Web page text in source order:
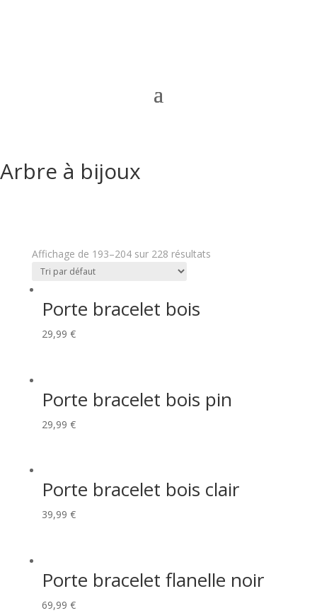
Arbre à bijoux
Affichage de 193–204 sur 228 résultats
Porte bracelet bois
29,99 €
Porte bracelet bois pin
29,99 €
Porte bracelet bois clair
39,99 €
Porte bracelet flanelle noir
69,99 €